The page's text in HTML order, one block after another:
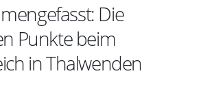
Die
Punkte beim
in Thalwenden